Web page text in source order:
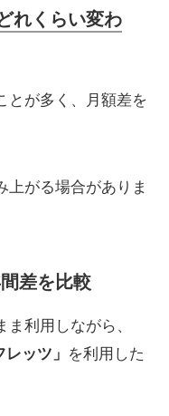
れくらい変わ
とが多く、月額差を
上がる場合がありま
差を比較
利用しながら、
ッツ」 を利用した